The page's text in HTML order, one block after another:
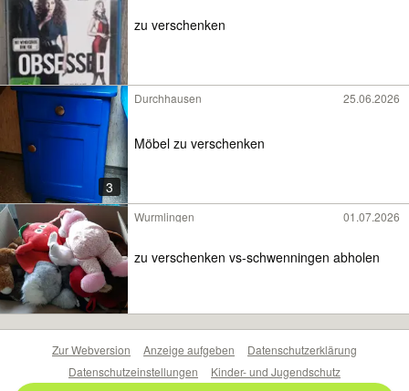
zu verschenken
3
Durchhausen 25.06.2026
Möbel zu verschenken
Wurmlingen 01.07.2026
zu verschenken vs-schwenningen abholen
Zur Webversion Anzeige aufgeben
Datenschutzerklärung
Datenschutzeinstellungen
Kinder- und Jugendschutz